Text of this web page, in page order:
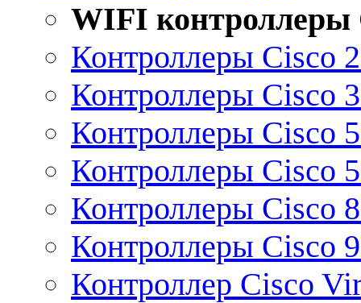
WIFI контроллеры
Контроллеры Cisco
Контроллеры Cisco
Контроллеры Cisco
Контроллеры Cisco
Контроллеры Cisco
Контроллеры Cisco
Контроллер Cisco